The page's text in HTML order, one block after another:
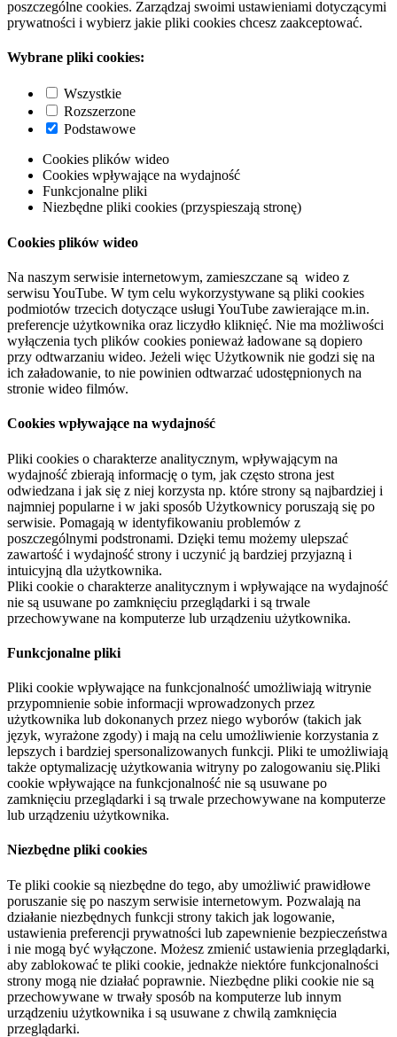
poszczególne cookies. Zarządzaj swoimi ustawieniami dotyczącymi
prywatności i wybierz jakie pliki cookies chcesz zaakceptować.
Wybrane pliki cookies:
Wszystkie
Rozszerzone
Podstawowe
Cookies plików wideo
Cookies wpływające na wydajność
Funkcjonalne pliki
Niezbędne pliki cookies (przyspieszają stronę)
Cookies plików wideo
Na naszym serwisie internetowym, zamieszczane są wideo z
serwisu YouTube. W tym celu wykorzystywane są pliki cookies
podmiotów trzecich dotyczące usługi YouTube zawierające m.in.
preferencje użytkownika oraz liczydło kliknięć. Nie ma możliwości
wyłączenia tych plików cookies ponieważ ładowane są dopiero
przy odtwarzaniu wideo. Jeżeli więc Użytkownik nie godzi się na
ich załadowanie, to nie powinien odtwarzać udostępnionych na
stronie wideo filmów.
Cookies wpływające na wydajność
Pliki cookies o charakterze analitycznym, wpływającym na
wydajność zbierają informację o tym, jak często strona jest
odwiedzana i jak się z niej korzysta np. które strony są najbardziej i
najmniej popularne i w jaki sposób Użytkownicy poruszają się po
serwisie. Pomagają w identyfikowaniu problemów z
poszczególnymi podstronami. Dzięki temu możemy ulepszać
zawartość i wydajność strony i uczynić ją bardziej przyjazną i
intuicyjną dla użytkownika.
Pliki cookie o charakterze analitycznym i wpływające na wydajność
nie są usuwane po zamknięciu przeglądarki i są trwale
przechowywane na komputerze lub urządzeniu użytkownika.
Funkcjonalne pliki
Pliki cookie wpływające na funkcjonalność umożliwiają witrynie
przypomnienie sobie informacji wprowadzonych przez
użytkownika lub dokonanych przez niego wyborów (takich jak
język, wyrażone zgody) i mają na celu umożliwienie korzystania z
lepszych i bardziej spersonalizowanych funkcji. Pliki te umożliwiają
także optymalizację użytkowania witryny po zalogowaniu się.Pliki
cookie wpływające na funkcjonalność nie są usuwane po
zamknięciu przeglądarki i są trwale przechowywane na komputerze
lub urządzeniu użytkownika.
Niezbędne pliki cookies
Te pliki cookie są niezbędne do tego, aby umożliwić prawidłowe
poruszanie się po naszym serwisie internetowym. Pozwalają na
działanie niezbędnych funkcji strony takich jak logowanie,
ustawienia preferencji prywatności lub zapewnienie bezpieczeństwa
i nie mogą być wyłączone. Możesz zmienić ustawienia przeglądarki,
aby zablokować te pliki cookie, jednakże niektóre funkcjonalności
strony mogą nie działać poprawnie. Niezbędne pliki cookie nie są
przechowywane w trwały sposób na komputerze lub innym
urządzeniu użytkownika i są usuwane z chwilą zamknięcia
przeglądarki.